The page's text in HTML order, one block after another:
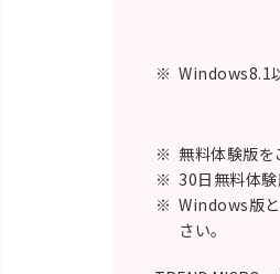
※ Windows8.1
※ 無料体験版
※ 30日無料体
※ Windows版
さい。